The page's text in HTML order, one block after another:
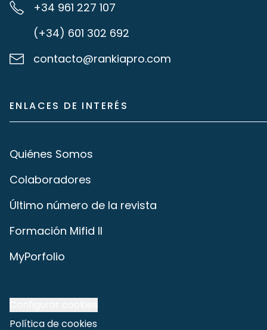
+34 961 227 107
(+34) 601 302 692
contacto@rankiapro.com
ENLACES DE INTERÉS
Quiénes Somos
Colaboradores
Último número de la revista
Formación Mifid II
MyPorfolio
Política de cookies